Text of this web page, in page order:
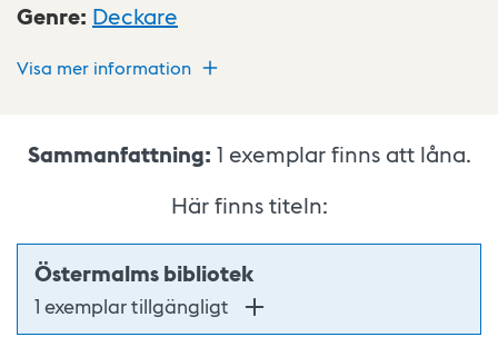
Genre: Deckare
Visa mer information
Sammanfattning: 1 exemplar finns att låna.
Här finns titeln:
Östermalms bibliotek
1 exemplar tillgängligt